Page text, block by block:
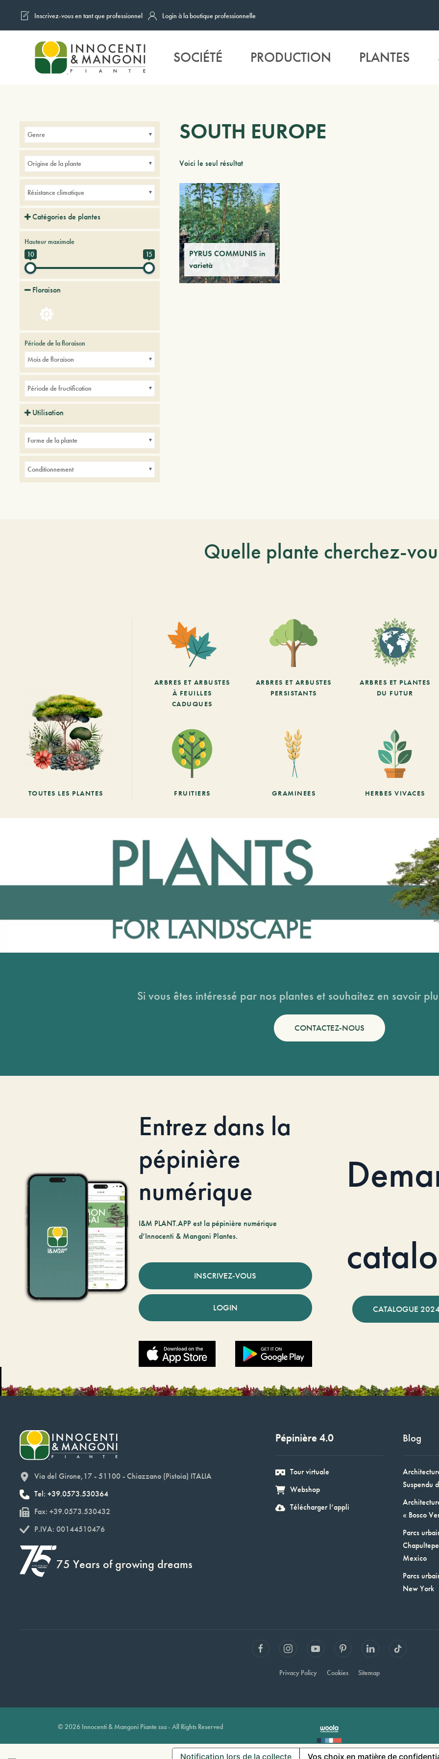
Skip to main content
Inscrivez-vous en tant que professionnel Login à la boutique professionnelle
SOCIÉTÉ PRODUCTION PLANTES
SOUTH EUROPE
Voici le seul résultat
PYRUS COMMUNIS in
varietà
Genre
Origine de la plante
Résistance climatique
Catégories de plantes
Hauteur maximale
10
15
Floraison
Période de la floraison
Mois de floraison
Période de fructification
Utilisation
Forme de la plante
Conditionnement
Quelle plante cherchez-
TOUTES LES PLANTES
ARBRES ET ARBUSTES
À FEUILLES
CADUQUES
ARBRES ET ARBUSTES
PERSISTANTS
ARBRES ET PLANTES
DU FUTUR
FRUITIERS GRAMINEES HERBES VIVACES
Si vous êtes intéressé par nos plantes et souhaitez en savoir
CONTACTEZ-NOUS
Entrez dans la
pépinière
numérique
I&M PLANT.APP est la pépinière numérique
d’Innocenti & Mangoni Plantes.
INSCRIVEZ-VOUS
LOGIN CATALOGUE
Via del Girone,17 - 51100 - Chiazzano (Pistoia) ITALIA
Tel: +39.0573.530364
Fax: +39.0573.530432
P.IVA: 00144510476
75 Years of growing dreams
Pépinière 4.0
Tour virtuale
Webshop
Télécharger l’appli
Blog
Suspendu
« Bosco
Parcs
Mexico
Parcs
New York
Privacy Policy Cookies Sitemap
© 2026 Innocenti & Mangoni Piante ssa - All Rights Reserved
Notification lors de la collecte Vos choix en matière de